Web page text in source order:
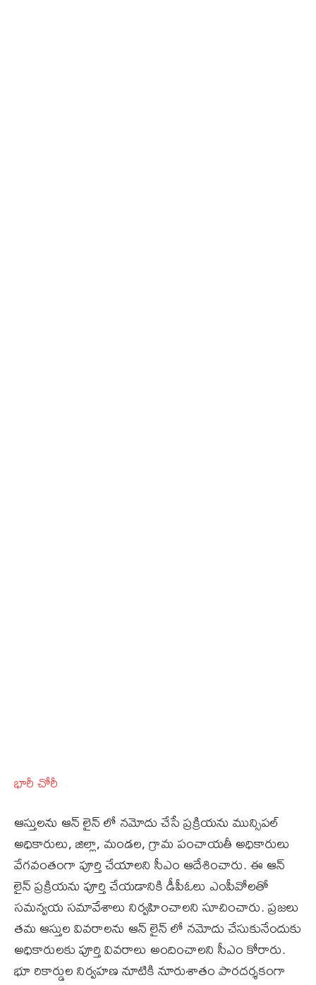
భారీ చోరీ
ఆస్తులను ఆన్ లైన్ లో నమోదు చేసే ప్రక్రియను మున్సిపల్
అధికారులు, జిల్లా, మండల, గ్రామ పంచాయతీ అధికారులు
వేగవంతంగా పూర్తి చేయాలని సీఎం ఆదేశించారు. ఈ ఆన్
లైన్ ప్రక్రియను పూర్తి చేయడానికి డీపీఓలు ఎంపీవోలతో
సమన్వయ సమావేశాలు నిర్వహించాలని సూచించారు. ప్రజలు
తమ ఆస్తుల వివరాలను ఆన్ లైన్ లో నమోదు చేసుకునేందుకు
అధికారులకు పూర్తి వివరాలు అందించాలని సీఎం కోరారు.
భూ రికార్డుల నిర్వహణ నూటికి నూరుశాతం పారదర్శకంగా